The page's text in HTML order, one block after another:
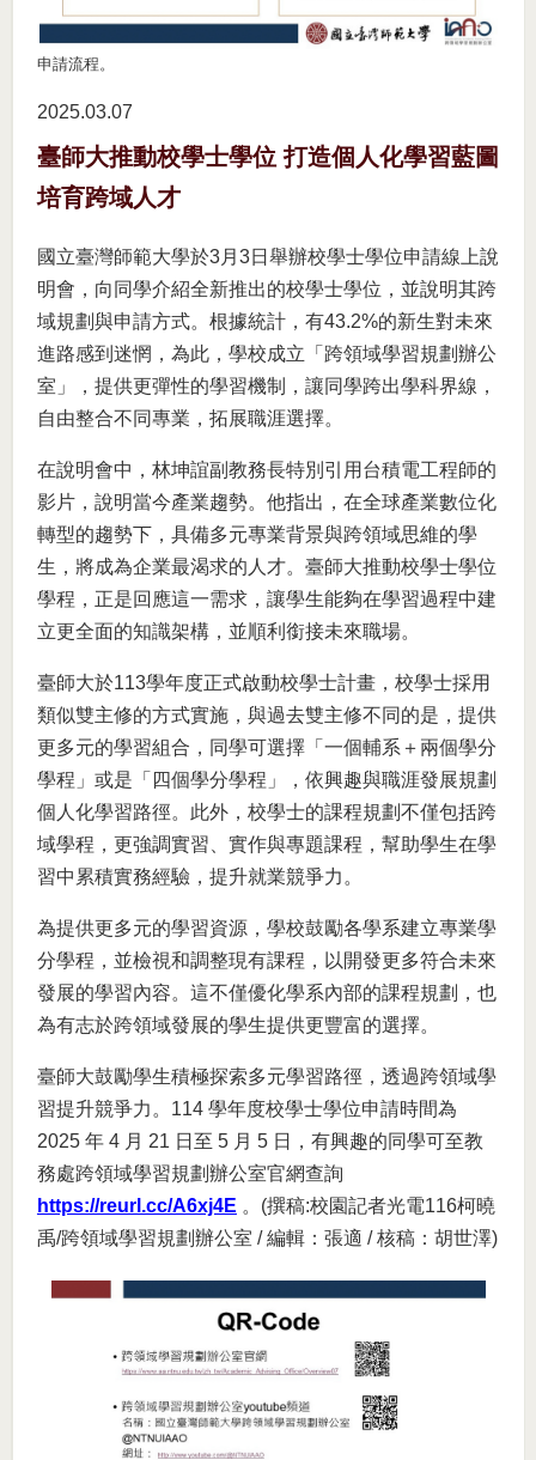
申請流程。
2025.03 07
臺師大推動校學士學位 打造個人化學習藍圖
培育跨域人才
國立臺灣師範大學於3月3日舉辦校學士學位申請線上說
明會，向同學介紹全新推出的校學士學位，並說明其跨
域規劃與申請方式。根據統計，有43.2%的新生對未來
進路感到迷惘，為此，學校成立「跨領域學習規劃辦公
室」，提供更彈性的學習機制，讓同學跨出學科界線，
自由整合不同專業，拓展職涯選擇。
在說明會中，林坤誼副教務長特別引用台積電工程師的
影片，說明當今產業趨勢。他指出，在全球產業數位化
轉型的趨勢下，具備多元專業背景與跨領域思維的學
生，將成為企業最渴求的人才。臺師大推動校學士學位
學程，正是回應這一需求，讓學生能夠在學習過程中建
立更全面的知識架構，並順利銜接未來職場。
臺師大於113學年度正式啟動校學士計畫，校學士採用
類似雙主修的方式實施，與過去雙主修不同的是，提供
更多元的學習組合，同學可選擇「一個輔系＋兩個學分
學程」或是「四個學分學程」，依興趣與職涯發展規劃
個人化學習路徑。此外，校學士的課程規劃不僅包括跨
域學程，更強調實習、實作與專題課程，幫助學生在學
習中累積實務經驗，提升就業競爭力。
為提供更多元的學習資源，學校鼓勵各學系建立專業學
分學程，並檢視和調整現有課程，以開發更多符合未來
發展的學習內容。這不僅優化學系內部的課程規劃，也
為有志於跨領域發展的學生提供更豐富的選擇。
臺師大鼓勵學生積極探索多元學習路徑，透過跨領域學
習提升競爭力。114 學年度校學士學位申請時間為
2025 年 4 月 21 日至 5 月 5 日，有興趣的同學可至教
務處跨領域學習規劃辦公室官網查詢
https://reurl.cc/A6xj4E 。(撰稿:校園記者光電116柯曉
禹/跨領域學習規劃辦公室 / 編輯：張適 / 核稿：胡世澤)